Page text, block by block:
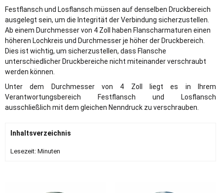
Festflansch und Losflansch müssen auf denselben Druckbereich
ausgelegt sein, um die Integrität der Verbindung sicherzustellen.
Ab einem Durchmesser von 4 Zoll haben Flanscharmaturen einen
höheren Lochkreis und Durchmesser je höher der Druckbereich.
Dies ist wichtig, um sicherzustellen, dass Flansche
unterschiedlicher Druckbereiche nicht miteinander verschraubt
werden können.
Unter dem Durchmesser von 4 Zoll liegt es in Ihrem
Verantwortungsbereich Festflansch und Losflansch
ausschließlich mit dem gleichen Nenndruck zu verschrauben.
Inhaltsverzeichnis
Lesezeit: Minuten